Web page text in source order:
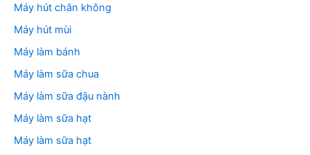
Máy hút chân không
Máy hút mùi
Máy làm bánh
Máy làm sữa chua
Máy làm sữa đậu nành
Máy làm sữa hạt
Máy làm sữa hạt